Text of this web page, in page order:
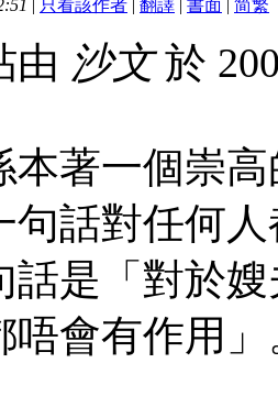
| 只看該作者 | 翻譯 | 書面 | 简繁
由 沙文於
本著一個崇
句話對任何
話是「對於
唔會有作用